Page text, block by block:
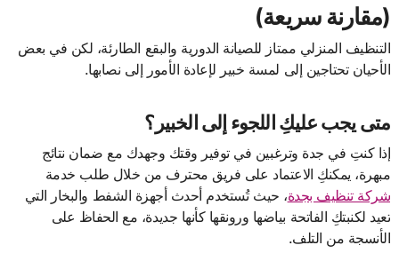
(مقارنة سريعة)
التنظيف المنزلي ممتاز للصيانة الدورية والبقع الطارئة، لكن في بعض
الأحيان تحتاجين إلى لمسة خبير لإعادة الأمور إلى نصابها.
متى يجب عليكِ اللجوء إلى الخبير؟
إذا كنتِ في جدة وترغبين في توفير وقتك وجهدك مع ضمان نتائج
مبهرة، يمكنكِ الاعتماد على فريق محترف من خلال طلب خدمة
شركة تنظيف بجدة، حيث تُستخدم أحدث أجهزة الشفط والبخار التي
تعيد لكنبتكِ الفاتحة بياضها ورونقها كأنها جديدة، مع الحفاظ على
الأنسجة من التلف.